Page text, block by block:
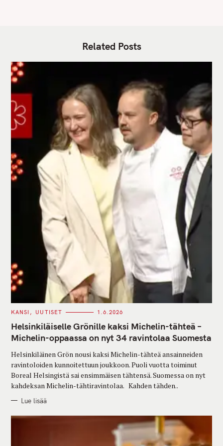
Related Posts
C
T
E
G
O
I
S
KANSI UUTISET 1.6.2026
Helsinkiläiselle Grönille kaksi Michelin-tähteä –
Michelin-oppaassa on nyt 34 ravintolaa Suomesta
Helsinkiläinen Grön nousi kaksi Michelin-tähteä ansainneiden
ravintoloiden kunnoitettuun joukkoon. Puoli vuotta toiminut
Boreal Helsingistä sai ensimmäisen tähtensä. Suomessa on nyt
kahdeksan Michelin-tähtiravintolaa. Kahden tähden..
Lue lisää